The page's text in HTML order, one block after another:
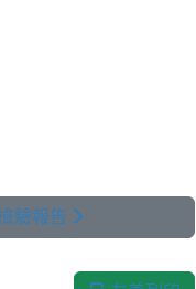
驗報告